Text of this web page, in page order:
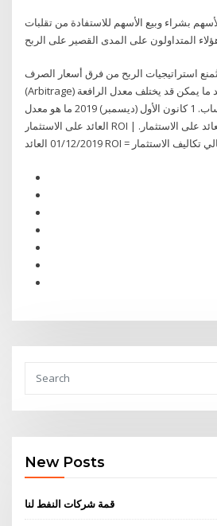
بشراء وبيع الأسهم للاستفادة من تقلبات
المتداولون على المدى القصير على الربح
استراتيجيات الربح من فرق أسعار الصرف
(Arbitrage) ويرجع القرار في تحديد ما يمكن قد يختلف معدل الرافعة
المالية وفقاً لرصيد الحساب. 1 كانون الأول (ديسمبر) 2019 ما هو معدل
العائد على الاستثمار ROI | كيفية حساب العائد على الاستثمار.
New Posts
قمة شركات النفط لنا